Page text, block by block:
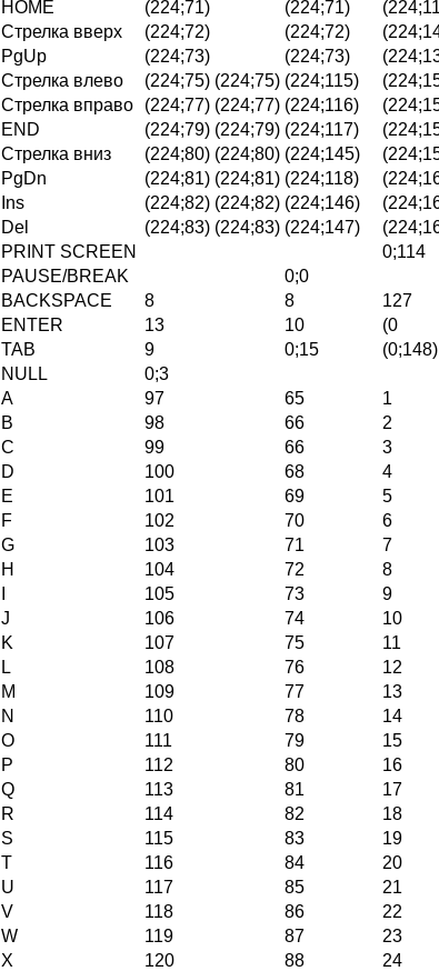
HOME
(224;71) (224;71)
Стрелка вверх
(224;72) (224;72)
PgUp
(224;73) (224;73)
Стрелка влево
(224;75) (224;75) (224;115)
Стрелка вправо
(224;77) (224;77) (224;116)
END
(224;79) (224;79) (224;117)
Стрелка вниз
(224;80) (224;80) (224;145)
PgDn
(224;81) (224;81) (224;118)
Ins
(224;82) (224;82) (224;146)
Del
(224;83) (224;83) (224;147)
PRINT SCREEN
0;114
PAUSE/BREAK
0;0
BACKSPACE
8 8 127
ENTER
13 10
(0
TAB
9 0;15 (0;148)
NULL
0;3
A
97 65 1
B
98 66 2
C
99 66 3
D
100 68 4
E
101 69 5
F
102 70 6
G
103 71 7
H
104 72 8
105 73 9
J
106 74 10
K
107 75 11
L
108 76 12
M
109 77 13
N
110 78 14
O
111 79 15
P
112 80 16
Q
113 81 17
R
114 82 18
S
115 83 19
T
116 84 20
U
117 85 21
V
118 86 22
W
119 87 23
X
120 88 24